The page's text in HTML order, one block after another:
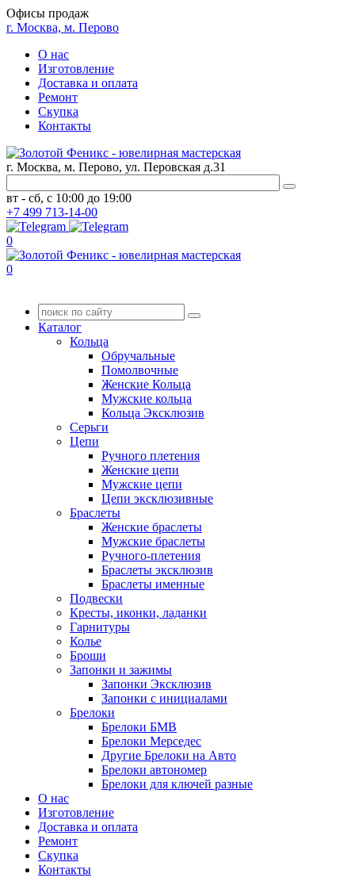
Офисы продаж
г. Москва, м. Перово
О нас
Изготовление
Доставка и оплата
Ремонт
Скупка
Контакты
г. Москва, м. Перово, ул. Перовская д.31
вт - сб, с 10:00 до 19:00
+7 499 713-14-00
0
0
Каталог
Кольца
Обручальные
Помолвочные
Женские Кольца
Мужские кольца
Кольца Эксклюзив
Серьги
Цепи
Ручного плетения
Женские цепи
Мужские цепи
Цепи эксклюзивные
Браслеты
Женские браслеты
Мужские браслеты
Ручного-плетения
Браслеты эксклюзив
Браслеты именные
Подвески
Кресты, иконки, ладанки
Гарнитуры
Колье
Броши
Запонки и зажимы
Запонки Эксклюзив
Запонки с инициалами
Брелоки
Брелоки БМВ
Брелоки Мерседес
Другие Брелоки на Авто
Брелоки автономер
Брелоки для ключей разные
О нас
Изготовление
Доставка и оплата
Ремонт
Скупка
Контакты